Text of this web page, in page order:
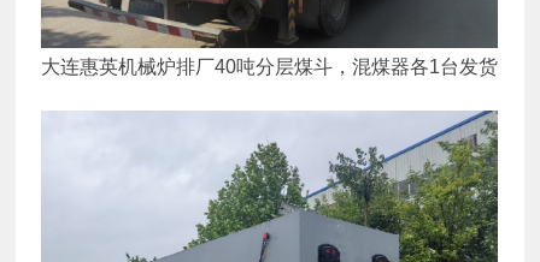
大连惠英机械炉排厂40吨分层煤斗，混煤器各1台发货